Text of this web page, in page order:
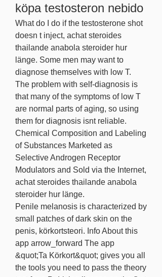
köpa testosteron nebido
What do I do if the testosterone shot
doesn t inject, achat steroides
thailande anabola steroider hur
länge. Some men may want to
diagnose themselves with low T.
The problem with self-diagnosis is
that many of the symptoms of low T
are normal parts of aging, so using
them for diagnosis isnt reliable.
Chemical Composition and Labeling
of Substances Marketed as
Selective Androgen Receptor
Modulators and Sold via the Internet,
achat steroides thailande anabola
steroider hur länge.
Penile melanosis is characterized by
small patches of dark skin on the
penis, körkortsteori. Info About this
app arrow_forward The app
&quot;Ta Körkort&quot; gives you all
the tools you need to pass the theory